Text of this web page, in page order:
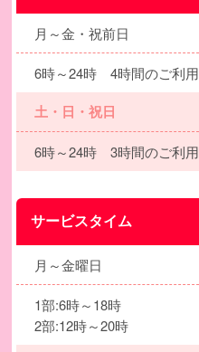
月～金・祝前日
6時～24時 4時間のご利用
土・日・祝日
6時～24時 3時間のご利用
サービスタイム
月～金曜日
1部:6時～18時
2部:12時～20時